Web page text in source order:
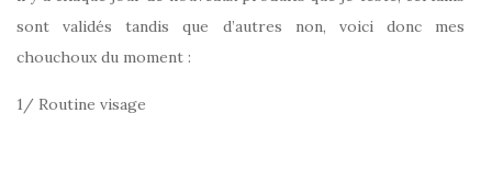
sont validés tandis que d’autres non, voici donc mes
chouchoux du moment :
1/ Routine visage